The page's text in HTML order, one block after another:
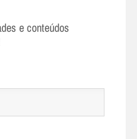
e conteúdos